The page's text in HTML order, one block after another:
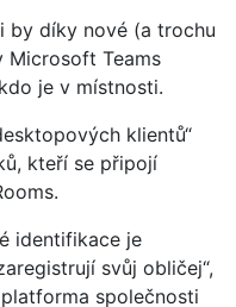
by díky nové (a trochu
Microsoft Teams
je v místnosti.
klientů“
kteří se připojí
identifikace je
svůj obličej“,
společnosti